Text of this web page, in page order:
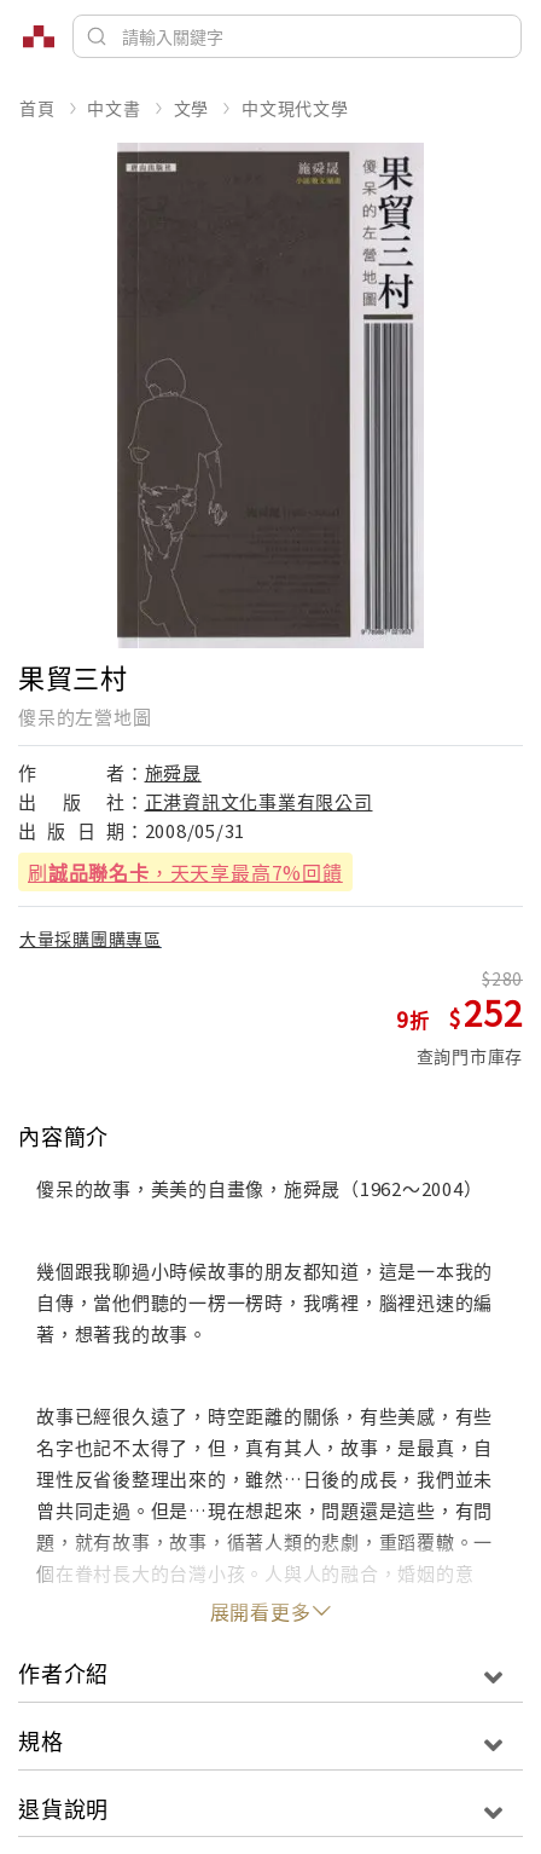
首頁 中文書 文學 中文現代文學
果貿三村
傻呆的左營地圖
作 者： 施舜晟
出
版 社： 正港資訊文化事業有限公司
出 版 日 期： 2008/05/31
刷誠品聯名卡 ，天天享最高7%回饋
大量採購團購專區
9
280
252
查詢門市庫存
內容簡介
傻呆的故事，美美的自畫像，施舜晟（1962～2004）
幾個跟我聊過小時候故事的朋友都知道，這是一本我的
自傳，當他們聽的一楞一楞時，我嘴裡，腦裡迅速的編
著，想著我的故事。
故事已經很久遠了，時空距離的關係，有些美感，有些
名字也記不太得了，但，真有其人，故事，是最真，自
理性反省後整理出來的，雖然…日後的成長，我們並未
曾共同走過。但是…現在想起來，問題還是這些，有問
題，就有故事，故事，循著人類的悲劇，重蹈覆轍。一
個在眷村長大的台灣小孩。人與人的融合，婚姻的意
義，是我現在思考的東西。
施舜晟老師於九十三年六月二十二日，因下海救援溺水
本書收錄施老師未完成之遺稿「果貿三村」以及「未完
的夜」。
展開看更多
作者介紹
規格
退貨說明